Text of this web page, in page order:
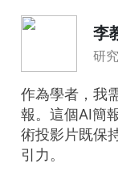
李
研
作為學者，我
報。這個AI簡
術投影片既保
引力。